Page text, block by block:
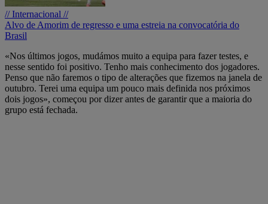
// Internacional //
Alvo de Amorim de regresso e uma estreia na convocatória do
Brasil
«Nos últimos jogos, mudámos muito a equipa para fazer testes, e
nesse sentido foi positivo. Tenho mais conhecimento dos jogadores.
Penso que não faremos o tipo de alterações que fizemos na janela de
outubro. Terei uma equipa um pouco mais definida nos próximos
dois jogos», começou por dizer antes de garantir que a maioria do
grupo está fechada.